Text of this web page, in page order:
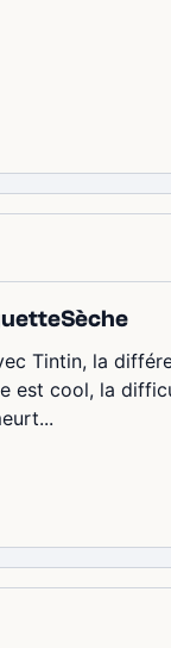
Tintin, la
est cool, la